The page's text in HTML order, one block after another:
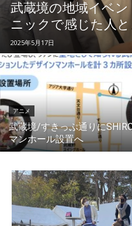
武蔵境の地域イベ
ニックで感じた人
2025年5月17日
アニメ
武蔵境/すきっぷ通りに
マンホール設置へ